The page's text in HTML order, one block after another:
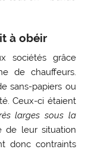
à obéir
sociétés grâce
de chauffeurs.
sans-papiers ou
Ceux-ci étaient
larges sous la
de leur situation
donc contraints